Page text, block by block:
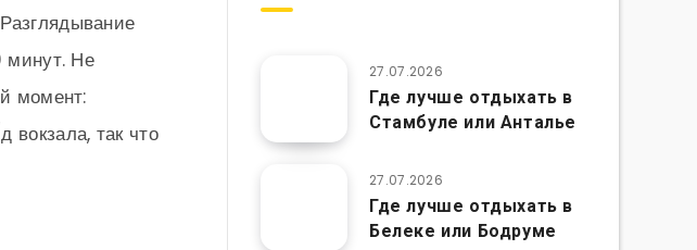
минут. Не
момент:
вокзала, так что
27.07.2026
Где лучше отдыхать в
Стамбуле или Анталье
27.07.2026
Где лучше отдыхать в
Белеке или Бодруме